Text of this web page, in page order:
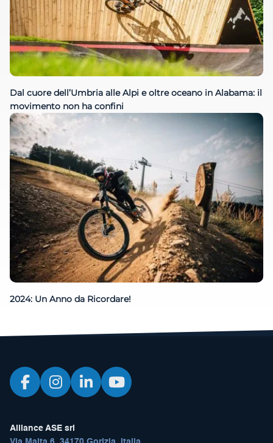
Dal cuore dell’Umbria alle Alpi e oltre oceano in Alabama: il
movimento non ha confini
2024: Un Anno da Ricordare!
Alliance ASE srl